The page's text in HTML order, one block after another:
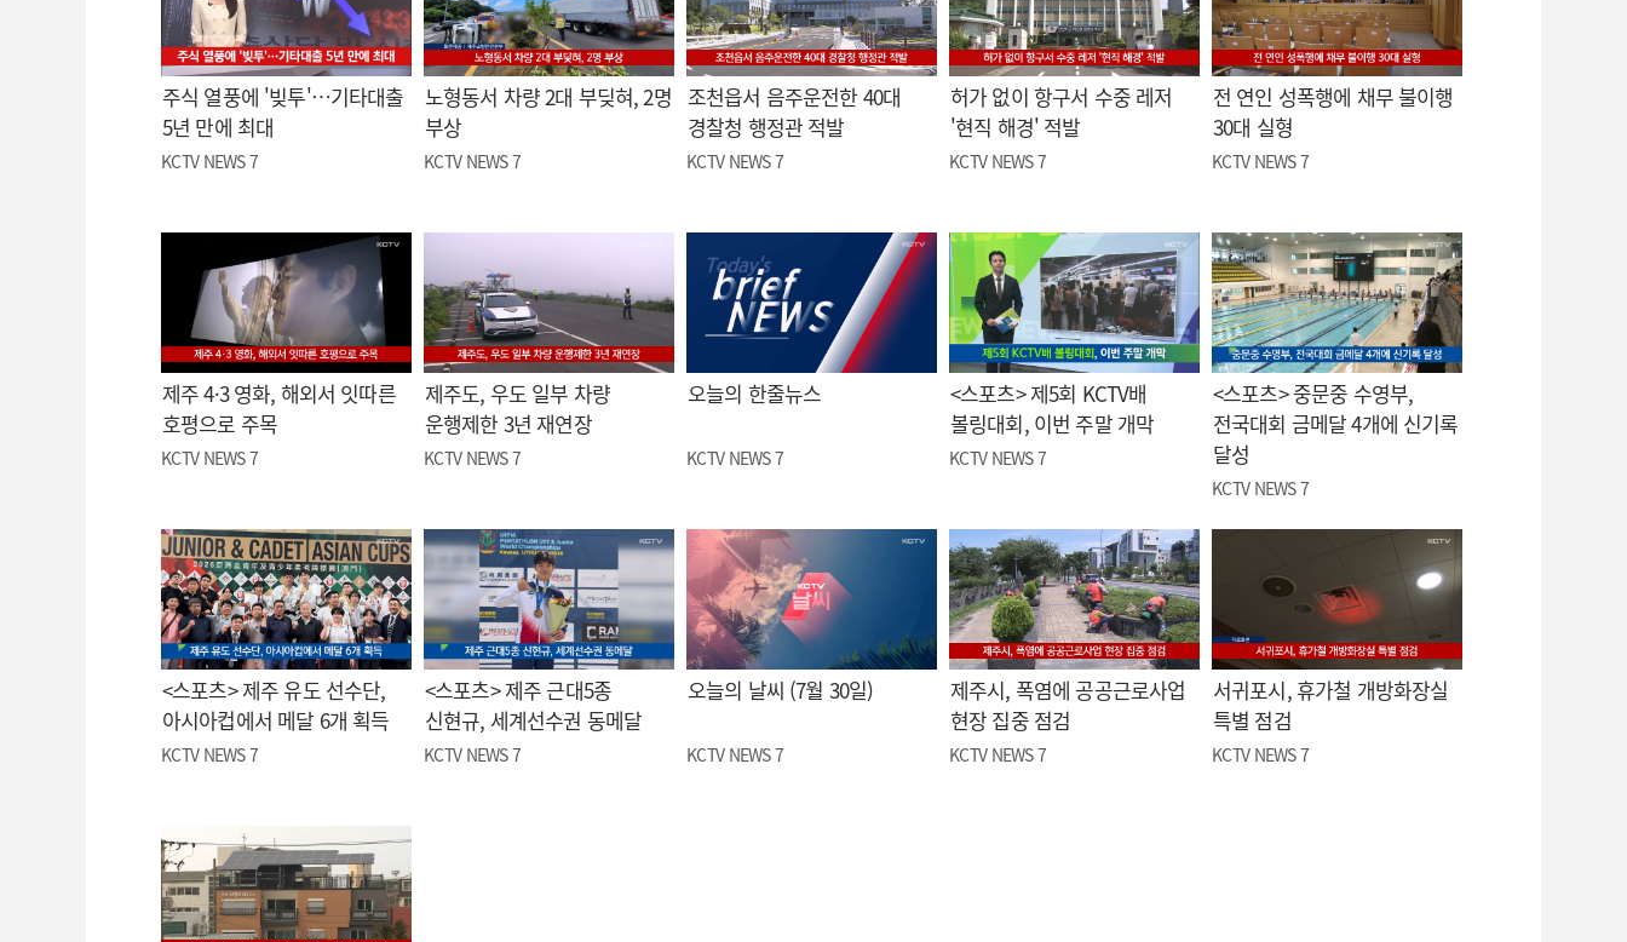
주식 열풍에 '빚투'…기타대출
5년 만에 최대
KCTV NEWS 7
노형동서 차량 2대 부딪혀, 2명
부상
KCTV NEWS 7
조천읍서 음주운전한 40대
경찰청 행정관 적발
KCTV NEWS 7
허가 없이 항구서 수중 레저
'현직 해경' 적발
KCTV NEWS 7
전 연인 성폭행에 채무 불이행
30대 실형
KCTV NEWS 7
제주 4·3 영화, 해외서 잇따른
호평으로 주목
KCTV NEWS 7
제주도, 우도 일부 차량
운행제한 3년 재연장
KCTV NEWS 7
오늘의 한줄뉴스
KCTV NEWS 7
<스포츠> 제5회 KCTV배
볼링대회, 이번 주말 개막
KCTV NEWS 7
<스포츠> 중문중 수영부,
전국대회 금메달 4개에 신기록
달성
KCTV NEWS 7
<스포츠> 제주 유도 선수단,
아시아컵에서 메달 6개 획득
KCTV NEWS 7
<스포츠> 제주 근대5종
신현규, 세계선수권 동메달
KCTV NEWS 7
오늘의 날씨 (7월 30일)
KCTV NEWS 7
제주시, 폭염에 공공근로사업
현장 집중 점검
KCTV NEWS 7
서귀포시, 휴가철 개방화장실
특별 점검
KCTV NEWS 7